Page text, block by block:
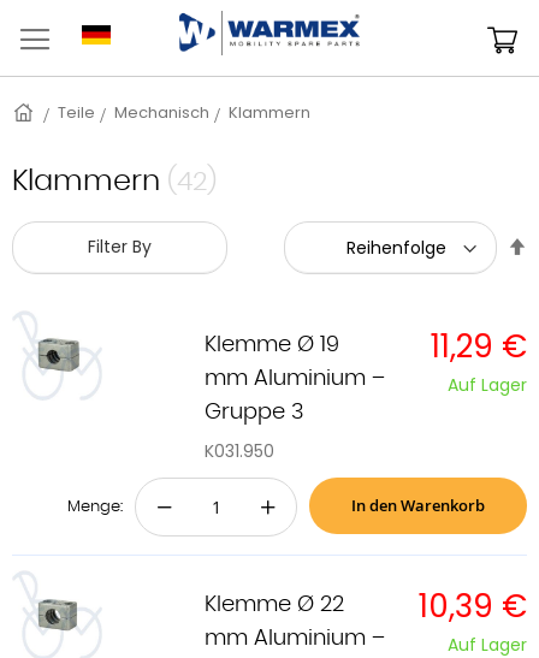
Inhalt
Startseite
Teile Mechanisch Klammern
Klammern (42)
Filter By
Klemme Ø 19
mm Aluminium –
Gruppe 3
K031.950
11,29 €
Auf Lager
Menge: − + In den Warenkorb
Klemme Ø 22
mm Aluminium –
10,39 €
Auf Lager